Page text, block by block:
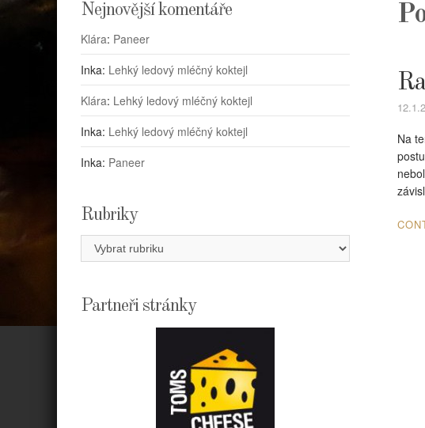
Na
Nejnovější komentáře
Klára: Paneer
Inka: Lehký ledový mléčný koktejl
Klára: Lehký ledový mléčný koktejl
Inka: Lehký ledový mléčný koktejl
Inka: Paneer
Rubriky
Rubriky
Partneři stránky